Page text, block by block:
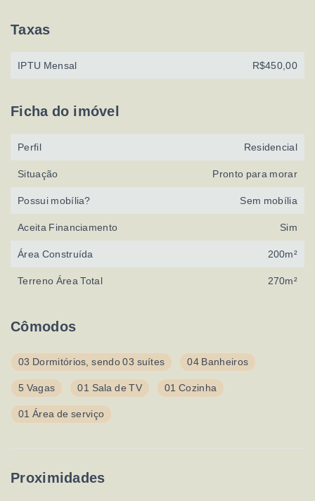
Cômodos
03 Dormitórios, sendo 03 suítes 04 Banheiros
5 Vagas 01 Sala de TV 01 Cozinha
01 Área de serviço
Proximidades
Taxas
IPTU Mensal R$450,00
Ficha do imóvel
Perfil Residencial
Situação Pronto para morar
Possui mobília? Sem mobília
Aceita Financiamento Sim
Área Construída 200m²
Terreno Área Total 270m²